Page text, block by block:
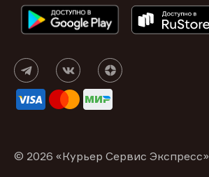
© 2026 «Курьер Сервис Экспресс»